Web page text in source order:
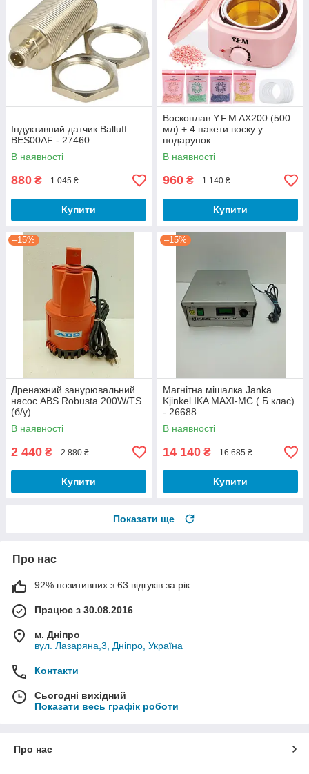
Індуктивний датчик Balluff
BES00AF - 27460
В наявності
880 ₴ 1 045 ₴
Купити
Воскоплав Y.F.M AX200 (500
мл) + 4 пакети воску у
подарунок
В наявності
960 ₴ 1 140 ₴
Купити
–15%
Дренажний занурювальний
насос ABS Robusta 200W/TS
(б/у)
В наявності
2 440 ₴ 2 880 ₴
Купити
–15%
Магнітна мішалка Janka
Kjinkel IKA MAXI-MC ( Б клас)
- 26688
В наявності
14 140 ₴ 16 685 ₴
Купити
Показати ще
Про нас
92% позитивних з 63 відгуків за рік
Працює з 30.08.2016
м. Дніпро
вул. Лазаряна,3, Дніпро, Україна
Контакти
Сьогодні вихідний
Показати весь графік роботи
Про нас